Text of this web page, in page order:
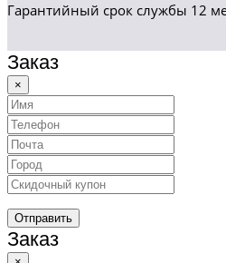
Гарантийный срок службы 12
Заказ
×
Отправить
Заказ